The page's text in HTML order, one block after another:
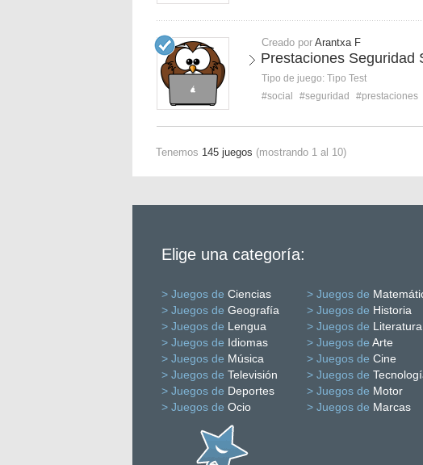
Creado por Arantxa F
Prestaciones Seguridad
Tipo de juego: Tipo Test
#social
#seguridad #prestaciones
Tenemos 145 juegos (mostrando 1 al 10)
Elige una categoría:
> Juegos de Ciencias > Juegos de
> Juegos de Geografía > Juegos de Historia
> Juegos de Lengua > Juegos de Literatura
> Juegos de Idiomas > Juegos de Arte
> Juegos de Música > Juegos de Cine
> Juegos de Televisión > Juegos de
> Juegos de Deportes > Juegos de Motor
> Juegos de Ocio > Juegos de Marcas